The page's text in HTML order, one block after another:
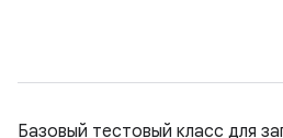
Базовый тестовый класс для